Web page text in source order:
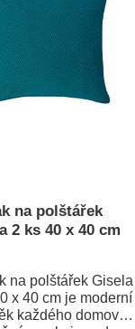
na polštářek
2 ks 40 x 40 cm
na polštářek Gisela
x 40 cm je moderní
každého domova.